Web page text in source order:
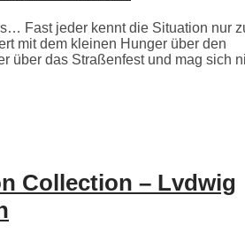
Fast jeder kennt die Situation nur
mit dem kleinen Hunger über den
über das Straßenfest und mag sich
Collection – Lvdwig